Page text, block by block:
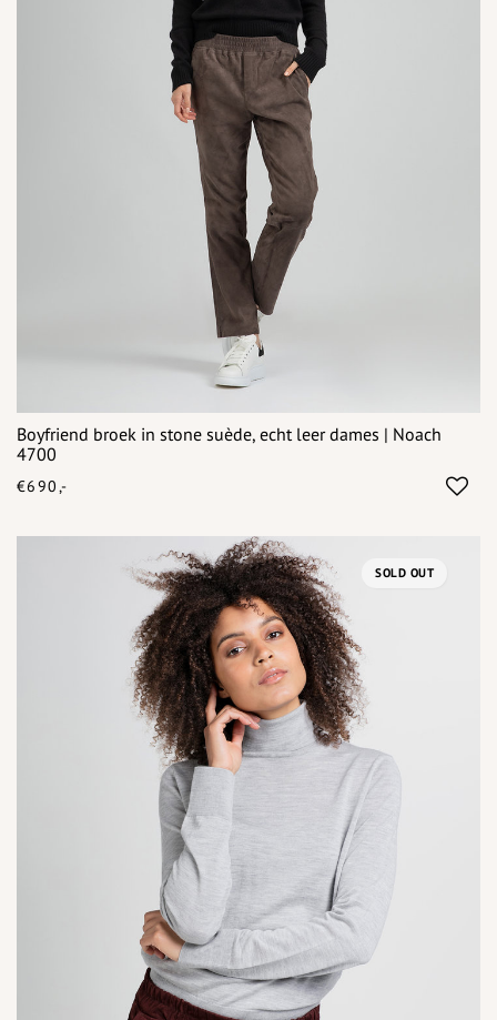
Boyfriend broek in stone suède, echt leer dames | Noach
4700
€690,-
SOLD OUT